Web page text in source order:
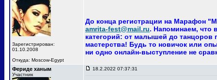
Зарегистрирован:
01.10.2008
Откуда: Moscow-Egypt
До конца регистрации на Марафон
amrita-fest@mail.ru. Напоминаем, что
категорий: от малышей до танцоров
мастерства! Будь то новичок или
ни одно онлайн-выступление не
Фериде ханым
Участник
18.2.2022 07:37:31